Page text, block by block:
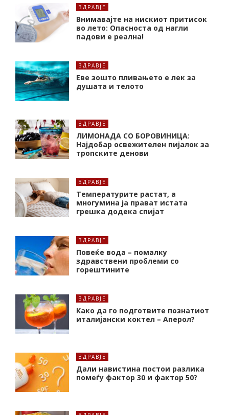
ЗДРАВЈЕ
Внимавајте на нискиот притисок
во лето: Опасноста од нагли
падови е реална!
ЗДРАВЈЕ
Еве зошто пливањето е лек за
душата и телото
ЗДРАВЈЕ
ЛИМОНАДА СО БОРОВИНИЦА:
Најдобар освежителен пијалок за
тропските денови
ЗДРАВЈЕ
Температурите растат, а
многумина ја прават истата
грешка додека спијат
ЗДРАВЈЕ
Повеќе вода – помалку
здравствени проблеми со
горештините
ЗДРАВЈЕ
Како да го подготвите познатиот
италијански коктел – Аперол?
ЗДРАВЈЕ
Дали навистина постои разлика
помеѓу фактор 30 и фактор 50?